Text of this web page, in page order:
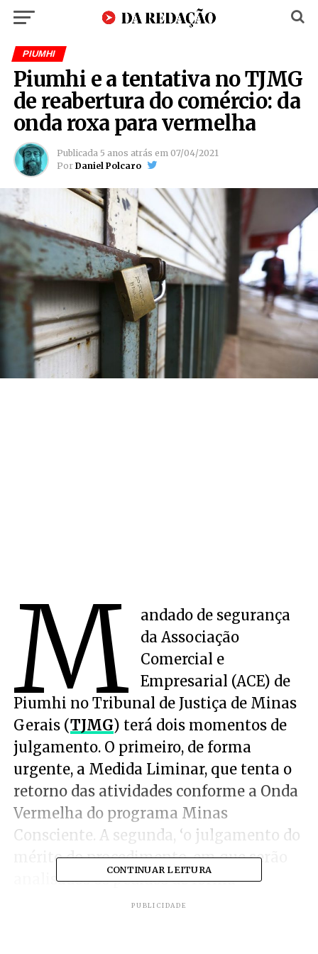
PIUMHI
Piumhi e a tentativa no TJMG
de reabertura do comércio: da
onda roxa para vermelha
Publicada 5 anos atrás em 07/04/2021
Por Daniel Polcaro
M
andado de segurança
da Associação
Comercial e
Empresarial (ACE) de
Piumhi no Tribunal de Justiça de Minas
Gerais (TJMG) terá dois momentos de
julgamento. O primeiro, de forma
urgente, a Medida Liminar, que tenta o
retorno das atividades conforme a Onda
Vermelha do programa Minas
Consciente. A segunda, ‘o julgamento do
mérito do procedimento, em que serão
analisados os pedidos de forma
CONTINUAR LEITURA
PUBLICIDADE